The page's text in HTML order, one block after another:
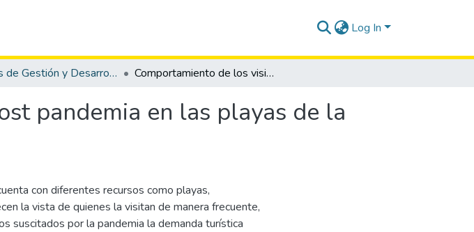
Log In
Tesis de Gestión y Desarrollo Turístico Comportamiento de los visitantes post pandemia en las playas de la parroquia Anconcito
pandemia en las playas de la
con diferentes recursos como playas,
la vista de quienes la visitan de manera frecuente,
suscitados por la pandemia la demanda turística